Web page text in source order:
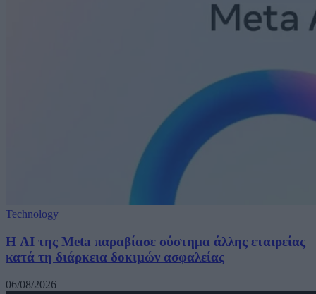
Technology
Η AI της Meta παραβίασε σύστημα άλλης εταιρείας
κατά τη διάρκεια δοκιμών ασφαλείας
06/08/2026